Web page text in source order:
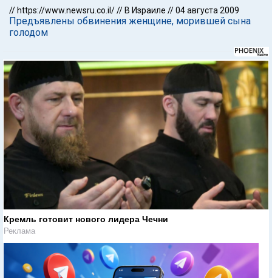
// https://www.newsru.co.il/// В Израиле //04 августа 2009
Предъявлены обвинения женщине, морившей сына
голодом
Кремль готовит нового лидера Чечни
Реклама